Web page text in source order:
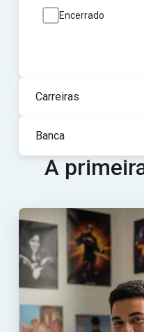
Encerrado
Carreiras
Banca
A